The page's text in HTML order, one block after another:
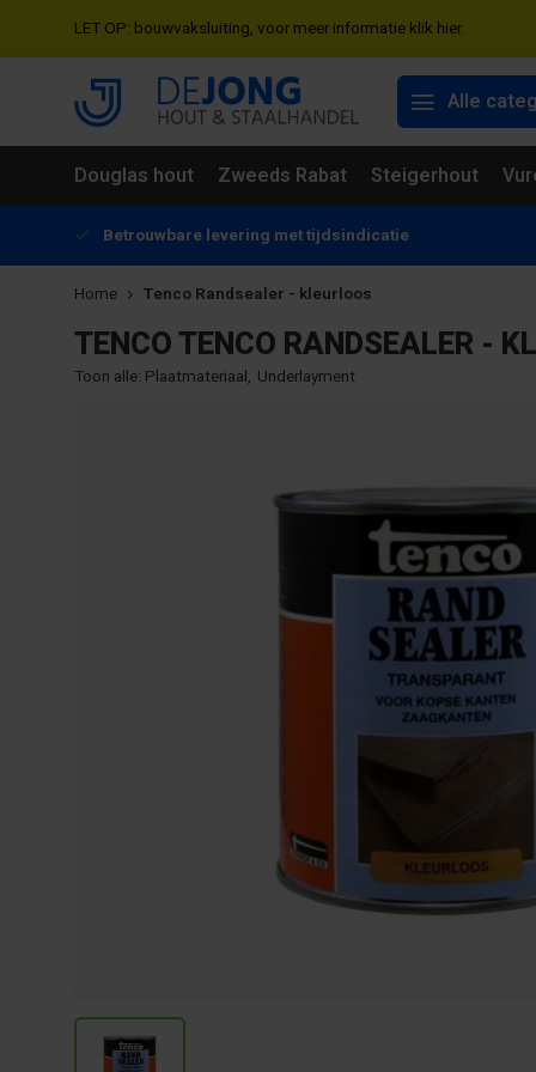
LET OP: bouwvaksluiting, voor meer informatie klik hier.
Alle
Douglas hout Zweeds Rabat Steigerhout
Betrouwbare levering met tijdsindicatie
Home Tenco Randsealer - kleurloos
TENCOTENCO RANDSEALER -
Toon alle: Plaatmateriaal, Underlayment